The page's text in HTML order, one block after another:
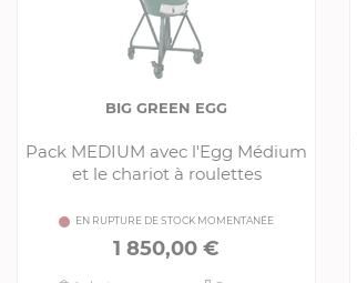
BIG GREEN EGG
Pack MEDIUM avec l'Egg Médium
et le chariot à roulettes
EN RUPTURE DE STOCK MOMENTANÉE
1 850,00 €